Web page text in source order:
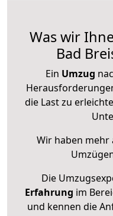
Was wir
Bad
Ein Umzug
die Last zu
Wir haben mehr
Die
Erfahrung im
und kennen die